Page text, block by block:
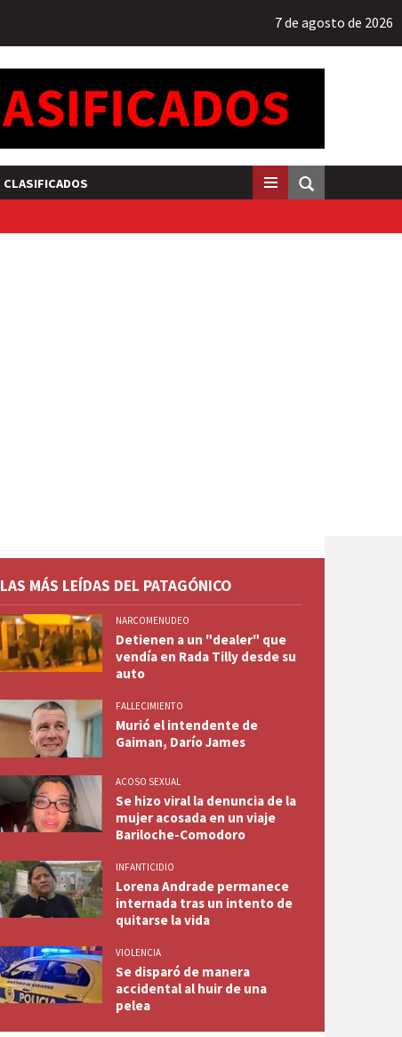
7 de agosto de 2026
CLASIFICADOS
LAS MÁS LEÍDAS DEL PATAGÓNICO
NARCOMENUDEO
Detienen a un "dealer" que
vendía en Rada Tilly desde su
auto
FALLECIMIENTO
Murió el intendente de
Gaiman, Darío James
ACOSO SEXUAL
Se hizo viral la denuncia de la
mujer acosada en un viaje
Bariloche-Comodoro
INFANTICIDIO
Lorena Andrade permanece
internada tras un intento de
quitarse la vida
VIOLENCIA
Se disparó de manera
accidental al huir de una
pelea